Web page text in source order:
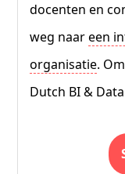
docenten en
weg naareen
organisatie.
Dutch BI &